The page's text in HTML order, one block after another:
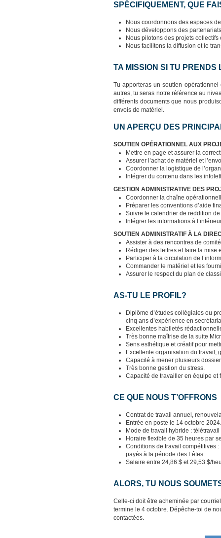
SPÉCIFIQUEMENT, QUE
Nous coordonnons des espaces
Nous développons des
Nous pilotons des projets
Nous facilitons la diffusion et le
TA MISSION SI TU PRENDS
Tu apporteras un soutien
autres, tu seras notre référence au
différents documents que nous
envois de matériel.
UN APERÇU DES
SOUTIEN OPÉRATIONNEL AUX
Mettre en page et assurer la
Assurer l’achat de matériel et
Coordonner la logistique de
Intégrer du contenu dans les
GESTION ADMINISTRATIVE DES
Coordonner la chaîne
Préparer les conventions d’aide
Suivre le calendrier de reddition
Intégrer les informations à
SOUTIEN ADMINISTRATIF À LA
Assister à des rencontres de
Rédiger des lettres et faire la mise
Participer à la circulation de
Commander le matériel et les
Assurer le respect du plan de
AS-TU LE PROFIL?
Diplôme d’études collégiales ou
cinq ans d’expérience en
Excellentes habiletés
Très bonne maîtrise de la suite
Sens esthétique et créatif pour
Excellente organisation du travail,
Capacité à mener plusieurs
Très bonne gestion du stress.
Capacité de travailler en équipe et
CE QUE NOUS T’OFFRONS
Contrat de travail annuel,
Entrée en poste le 14 octobre 2024.
Mode de travail hybride :
Horaire flexible de 35 heures par
Conditions de travail compétitives
payés à la période des Fêtes.
Salaire entre 24,86 $ et 29,53 $/
ALORS, TU NOUS
Celle-ci doit être acheminée par
termine le 4 octobre. Dépêche-toi de
contactées.